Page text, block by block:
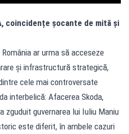
coincidențe șocante de mită și
ar urma să acceseze
și infrastructură strategică,
cele mai controversate
interbelică: Afacerea Skoda,
zguduit guvernarea lui Iuliu Maniu
este diferit, în ambele cazuri